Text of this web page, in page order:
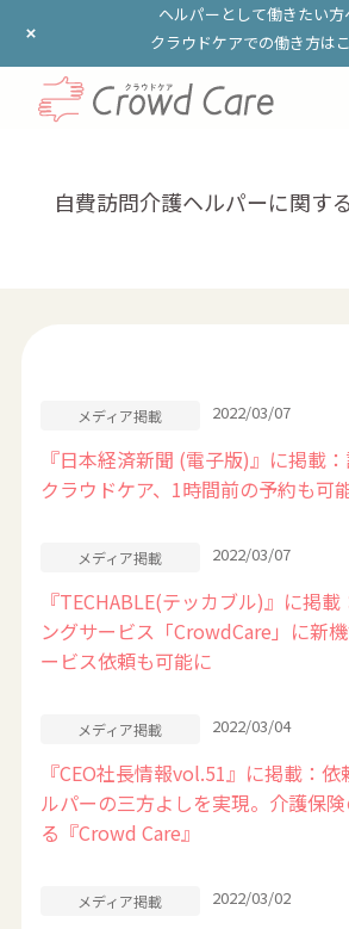
ヘルパーとして働きたい方
クラウドケアでの働き方は
ヘルパーとして働きたい方
クラウドケアでの働き方は
自費訪問介護ヘルパーに関す
メディア掲載 2022/03/07
『日本経済新聞 (電子版)』に掲載
クラウドケア、1時間前の予約も可
メディア掲載 2022/03/07
『TECHABLE(テッカブル)』に掲
ングサービス「CrowdCare」に新
ービス依頼も可能に
メディア掲載 2022/03/04
『CEO社長情報vol.51』に掲載：
ルパーの三方よしを実現。介護保
る『Crowd Care』
メディア掲載 2022/03/02